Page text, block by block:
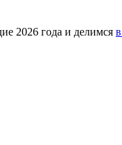
2026 года и делимся